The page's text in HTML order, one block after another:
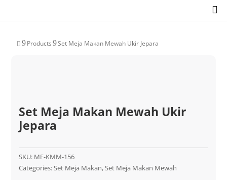

 9Products 9Set Meja Makan Mewah Ukir Jepara
Set Meja Makan Mewah Ukir
Jepara
SKU: MF-KMM-156
Categories:Set Meja Makan,Set Meja Makan Mewah